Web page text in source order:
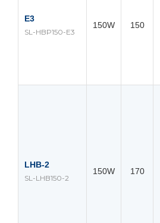
E3
SL-HBP150-E3
150W 150
LHB-2
SL-LHB150-2
150W 170